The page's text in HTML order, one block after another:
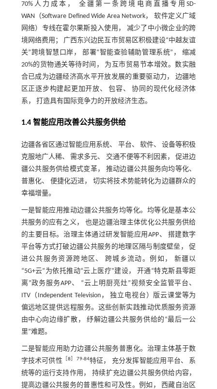
70%人力成本， 全疆第一条跨境电商直播专用SD-
WAN（Software Defined Wide Area Network， 软件定义广域
网络）专线在霍尔果斯投入使用， 减少了中小微企业的跨
境网络费用； 广西东兴边民互市贸易区积极建设“中越友谊
关”跨境智慧口岸， 部署“智能查验辅助管理系统”， 缩减
20%的货物通关等待时间， 为互市贸易节本增效。数实融
合已成为边疆经济高水平开放发展的重要驱动力， 边疆地
区正逐步构建起更加开放、 包容、 协同的现代化经济体
系， 打造具有国际竞争力的开放经济生态。
1.4 智能应用改善公共服务供给
边疆各省区通过智能应用系统、 平台、 软件、 设备等积极
克服地广人稀、 需求多元、 交通不便等不利因素， 促进边
疆公共服务供给模式变革， 推动边疆公共服务向均等化、
普惠化、 便捷化迈进， 切实将技术势能转化为边疆群众的
幸福增量。
一是智能应用推动边疆公共服务均等化。均等化是基本公
共服务的应有之义， 也是边疆治理主体优化公共服务供给
的主要目标。治理主体通过研发智能应用APP、 搭建数字
平台等方式打破边疆公共服务的地理区隔与制度壁垒， 促
进公共服务资源跨地区、 跨城乡流动。例如， 新疆以
“5G+云”为依托推动“云上医疗”建设， 开通“特克斯县零距
离”政务服务APP、 “云上明厨亮灶”视频安全监管平台、
ITV（Independent Television， 独立电视台）版云课堂等为
偏远地区提供远程服务。这些创新实践推动优质服务资源
由中心向边缘扩散， 纾解边疆公共服务供给的“最后一公
里”难题。
二是智能应用助力边疆公共服务普惠化。治理主体基于数
字技术可供性 ［8］79-84特征， 充分发挥智能应用平台、 系
统等的运行支持作用， 持续扩充边疆公共服务供给内容，
提高边疆公共服务的普惠性和可及性。例如， 西藏自治区